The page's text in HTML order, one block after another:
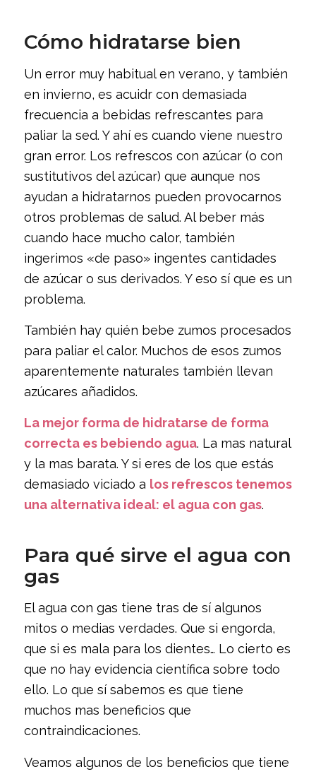
Cómo hidratarse bien
Un error muy habitual en verano, y también
en invierno, es acuidr con demasiada
frecuencia a bebidas refrescantes para
paliar la sed. Y ahí es cuando viene nuestro
gran error. Los refrescos con azúcar (o con
sustitutivos del azúcar) que aunque nos
ayudan a hidratarnos pueden provocarnos
otros problemas de salud. Al beber más
cuando hace mucho calor, también
ingerimos «de paso» ingentes cantidades
de azúcar o sus derivados. Y eso sí que es un
problema.
También hay quién bebe zumos procesados
para paliar el calor. Muchos de esos zumos
aparentemente naturales también llevan
azúcares añadidos.
La mejor forma de hidratarse de forma
correcta es bebiendo agua. La mas natural
y la mas barata. Y si eres de los que estás
demasiado viciado a los refrescos tenemos
una alternativa ideal: el agua con gas.
Para qué sirve el agua con
gas
El agua con gas tiene tras de sí algunos
mitos o medias verdades. Que si engorda,
que si es mala para los dientes… Lo cierto es
que no hay evidencia científica sobre todo
ello. Lo que sí sabemos es que tiene
muchos mas beneficios que
contraindicaciones.
Veamos algunos de los beneficios que tiene